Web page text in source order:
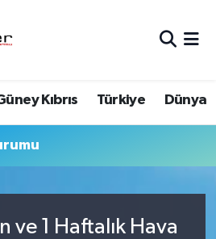
Kıbrıs Türkiye Dünya
ve 1 Haftalık Hava
ve Fikstür